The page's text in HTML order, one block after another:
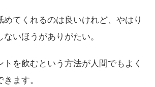
めてくれるのは良いけれど、やはり
いほうがありがたい。
トを飲むという方法が人間でもよく
ます。